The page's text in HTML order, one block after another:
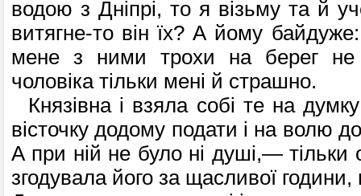
водою з Дніпрі, то я візьму та й
витягне-то він їх? А йому
мене з ними трохи на берег не
чоловіка тільки мені й страшно.
Князівна і взяла собі те на
вісточку додому подати і на волю
А при ній не було ні душі,— тільки
згодувала його за щасливої